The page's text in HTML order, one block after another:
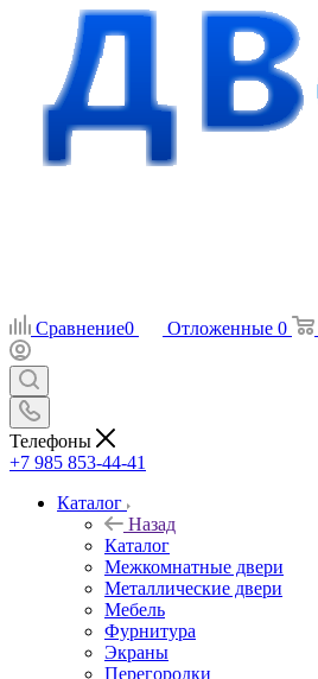
Сравнение0 Отложенные 0
Телефоны
+7 985 853-44-41
Каталог
Назад
Каталог
Межкомнатные двери
Металлические двери
Мебель
Фурнитура
Экраны
Перегородки